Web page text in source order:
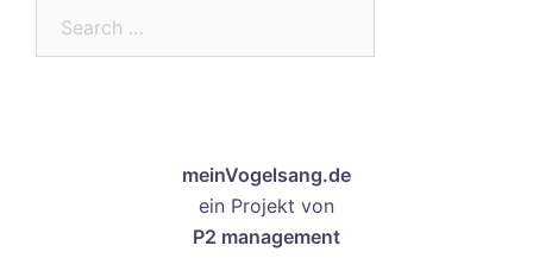
meinVogelsang.de
ein Projekt von
P2 management